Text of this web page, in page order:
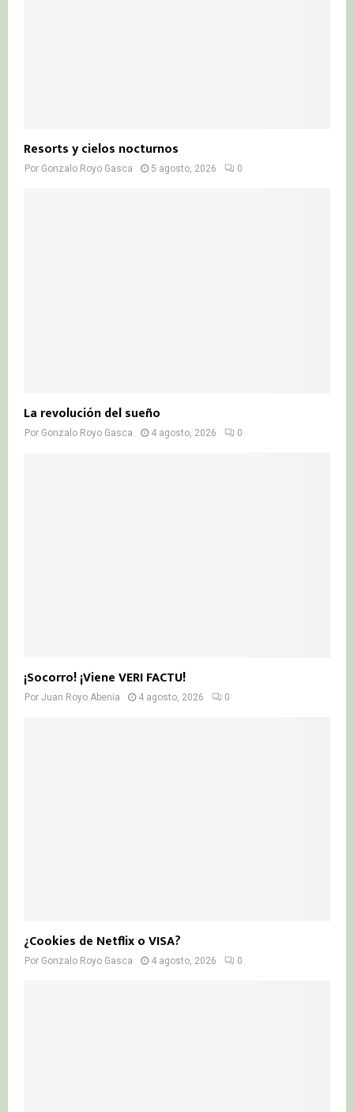
Resorts y cielos nocturnos
Por Gonzalo Royo Gasca 5 agosto, 2026 0
La revolución del sueño
Por Gonzalo Royo Gasca 4 agosto, 2026 0
¡Socorro! ¡Viene VERI FACTU!
Por Juan Royo Abenia 4 agosto, 2026 0
¿Cookies de Netflix o VISA?
Por Gonzalo Royo Gasca 4 agosto, 2026 0